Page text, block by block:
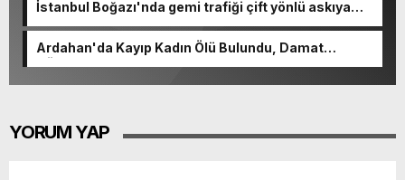
İstanbul Boğazı'nda gemi trafiği çift yönlü askıya
Ardahan'da Kayıp Kadın Ölü Bulundu, Damat
Gözaltında
YORUM YAP